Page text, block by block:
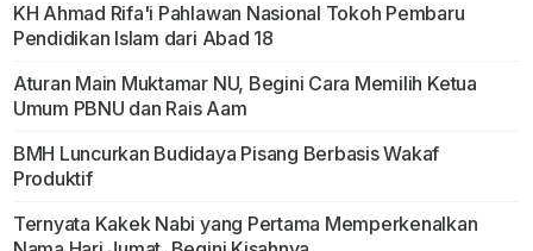
KH Ahmad Rifa'i Pahlawan Nasional Tokoh Pembaru
Pendidikan Islam dari Abad 18
Aturan Main Muktamar NU, Begini Cara Memilih Ketua
Umum PBNU dan Rais Aam
BMH Luncurkan Budidaya Pisang Berbasis Wakaf
Produktif
Ternyata Kakek Nabi yang Pertama Memperkenalkan